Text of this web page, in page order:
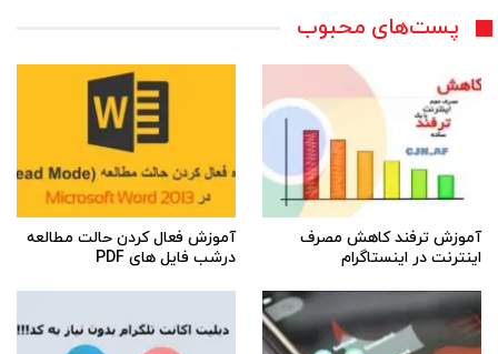
پست‌های محبوب
آموزش ترفند کاهش مصرف
اینترنت در اینستاگرام
آموزش فعال کردن حالت مطالعه
درشب فایل های PDF